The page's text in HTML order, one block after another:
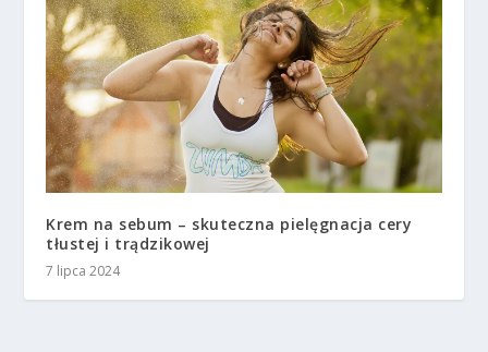
Krem na sebum – skuteczna pielęgnacja cery
tłustej i trądzikowej
7 lipca 2024